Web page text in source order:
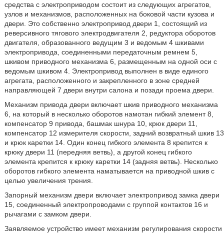
средства с электроприводом состоит из следующих агрегатов,
узлов и механизмов, расположенных на боковой части кузова и
двери. Это собственно электропривод двери 1, состоящий из
реверсивного тягового электродвигателя 2, редуктора оборотов
двигателя, образованного ведущим 3 и ведомым 4 шкивами
электропривода, соединенными передаточным ремнем 5,
шкивом приводного механизма 6, размещенным на одной оси с
ведомым шкивом 4. Электропривод выполнен в виде единого
агрегата, расположенного и закрепленного в зоне средней
направляющей 7 двери внутри салона и позади проема двери.
Механизм привода двери включает шкив приводного механизма
6, на который в несколько оборотов намотан гибкий элемент 8,
компенсатор 9 привода, башмак шнура 10, крюк двери 11,
компенсатор 12 измерителя скорости, задний возвратный шкив 13
и крюк каретки 14. Один конец гибкого элемента 8 крепится к
крюку двери 11 (передняя ветвь), а другой конец гибкого
элемента крепится к крюку каретки 14 (задняя ветвь). Несколько
оборотов гибкого элемента наматывается на приводной шкив с
целью увеличения трения.
Запорный механизм двери включает электропривод замка двери
15, соединенный электропроводами с группой контактов 16 и
рычагами с замком двери.
Заявляемое устройство имеет механизм регулирования скорости